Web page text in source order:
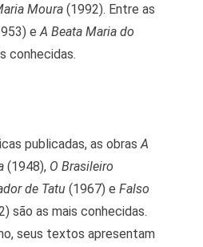
Moura (1992). Entre as
eA Beata Maria do
conhecidas.
publicadas, as obrasA
(1948), O Brasileiro
de Tatu (1967) eFalso
são as mais conhecidas.
seus textos apresentam